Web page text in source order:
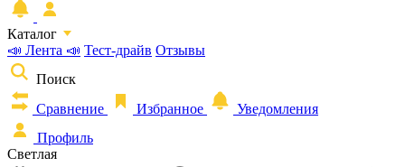
Каталог
📣 Лента 📣 Тест-драйв Отзывы
Поиск
Сравнение
Избранное
Уведомления
Профиль
Светлая